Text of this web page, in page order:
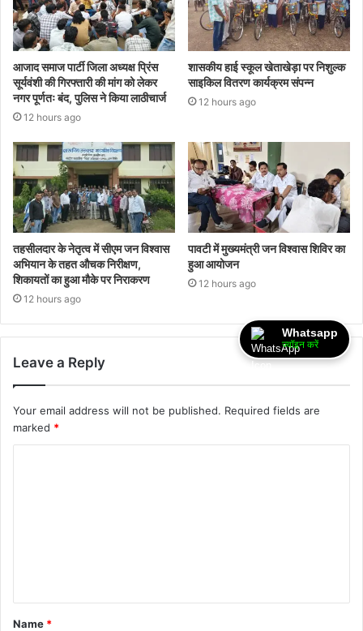
आजाद समाज पार्टी जिला अध्यक्ष प्रिंस
सूर्यवंशी की गिरफ्तारी की मांग को लेकर
नगर पूर्णतः बंद, पुलिस ने किया लाठीचार्ज
12 hours ago
शासकीय हाई स्कूल खेताखेड़ा पर निशुल्क
साइकिल वितरण कार्यक्रम संपन्न
12 hours ago
तहसीलदार के नेतृत्व में सीएम जन विश्वास
अभियान के तहत औचक निरीक्षण,
शिकायतों का हुआ मौके पर निराकरण
12 hours ago
पावटी में मुख्यमंत्री जन विश्वास शिविर का
हुआ आयोजन
12 hours ago
Leave a Reply
Your email address will not be published. Required fields are
marked *
Name *
Whatsapp
ज्वॉइन करें